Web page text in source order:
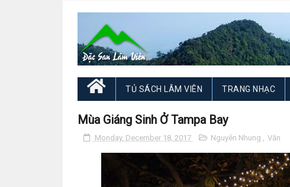
TỦ SÁCH LÂM VIÊN TRANG NHẠC
Mùa Giáng Sinh Ở Tampa Bay
Monday, December 18, 2017 Nguyên Nhung , Văn